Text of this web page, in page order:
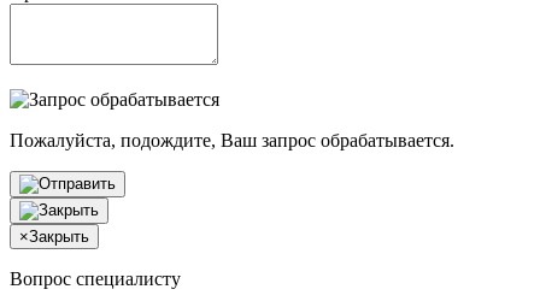
Пожалуйста, подождите, Ваш запрос обрабатывается.
×Закрыть
Вопрос специалисту